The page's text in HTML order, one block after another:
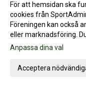
Teckna ditt säsongskort
Landslagsuppdrag för
Nässjö basket önskar glad
Andelslotteriet dragning juni
NYHET!!&#128154;&#128154;
För att hemsidan ska
cookies från
Föreningen kan också
eller marknadsföring.
Anpassa dina val
Acceptera